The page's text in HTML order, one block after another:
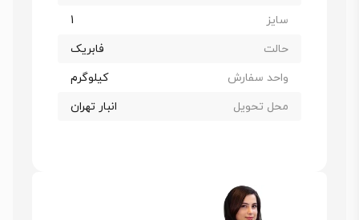
سایز
1
حالت
فابریک
واحد سفارش
کیلوگرم
محل تحویل
انبار تهران